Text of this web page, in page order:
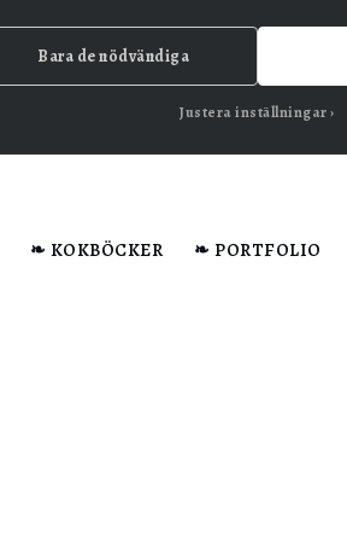
❧ KOKBÖCKER ❧ PORTFOLIO
Bara de nödvändiga
Justera inställningar